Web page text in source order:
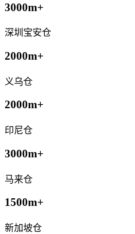
3000m+
深圳宝安仓
2000m+
义乌仓
2000m+
印尼仓
3000m+
马来仓
1500m+
新加坡仓